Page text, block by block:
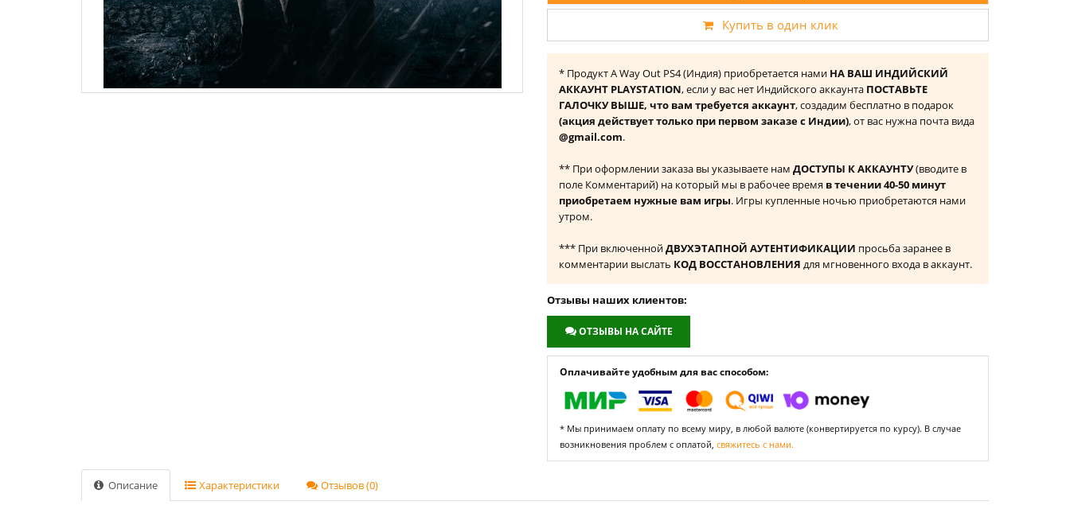
Купить в один клик
* Продукт A Way Out PS4 (Индия) приобретается нами НА ВАШ ИНДИЙСКИЙ
АККАУНТ PLAYSTATION, если у вас нет Индийского аккаунта ПОСТАВЬТЕ
ГАЛОЧКУ ВЫШЕ, что вам требуется аккаунт, создадим бесплатно в подарок
(акция действует только при первом заказе с Индии), от вас нужна почта вида
@gmail.com.
** При оформлении заказа вы указываете нам ДОСТУПЫ К АККАУНТУ(вводите в
поле Комментарий) на который мы в рабочее время в течении 40-50 минут
приобретаем нужные вам игры. Игры купленные ночью приобретаются нами
утром.
*** При включеннойДВУХЭТАПНОЙ АУТЕНТИФИКАЦИИ просьба заранее в
комментарии выслать КОД ВОССТАНОВЛЕНИЯ для мгновенного входа в аккаунт.
Отзывы наших клиентов:
ОТЗЫВЫ НА САЙТЕ
Оплачивайте удобным для вас способом:
* Мы принимаем оплату по всему миру, в любой валюте (конвертируется по курсу). В случае
возникновения проблем с оплатой, свяжитесь с нами.
Описание Характеристики Отзывов (0)